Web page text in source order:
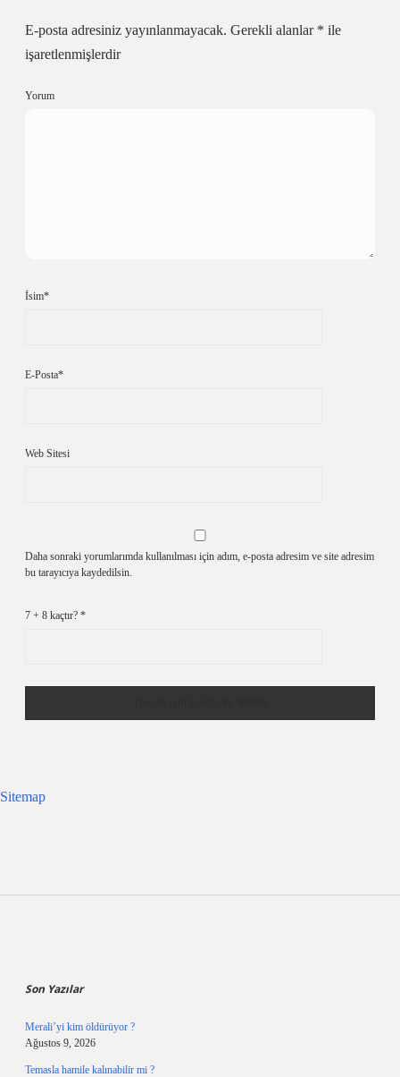
E-posta adresiniz yayınlanmayacak. Gerekli alanlar * ile
işaretlenmişlerdir
Yorum
İsim*
E-Posta*
Web Sitesi
Daha sonraki yorumlarımda kullanılması için adım, e-posta adresim ve site adresim
bu tarayıcıya kaydedilsin.
7 + 8 kaçtır? *
Sitemap
Son Yazılar
Merali’yi kim öldürüyor ?
Ağustos 9, 2026
Temasla hamile kalınabilir mi ?